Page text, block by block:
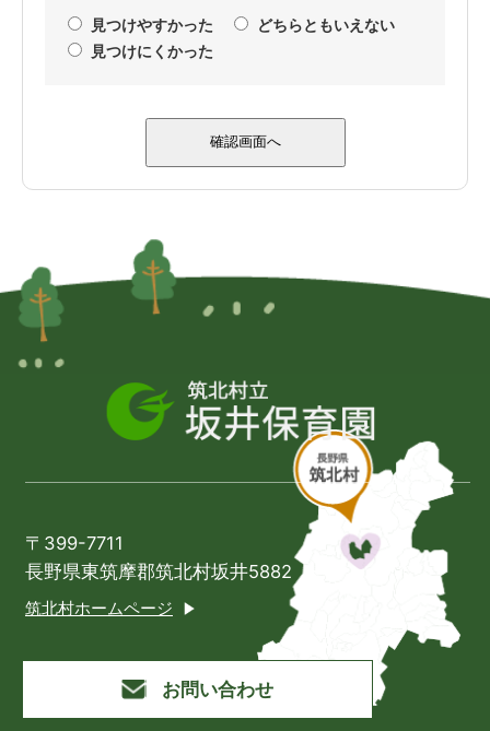
見つけやすかった
どちらともいえない
見つけにくかった
〒399-7711
長野県東筑摩郡筑北村坂井5882
筑北村ホームページ
お問い合わせ